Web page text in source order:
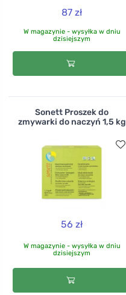
87 zł
W magazynie - wysyłka w dniu
dzisiejszym
Sonett Proszek do
zmywarki do naczyń 1,5 kg
56 zł
W magazynie - wysyłka w dniu
dzisiejszym